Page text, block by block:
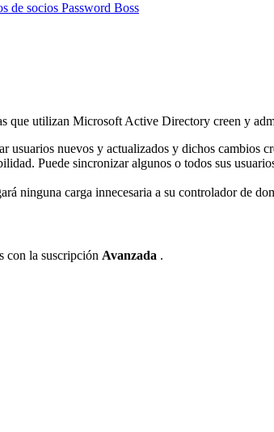
de socios Password Boss
que utilizan Microsoft Active Directory creen y
usuarios nuevos y actualizados y dichos cambios
. Puede sincronizar algunos o todos sus
á ninguna carga innecesaria a su controlador de
con la suscripción Avanzada .